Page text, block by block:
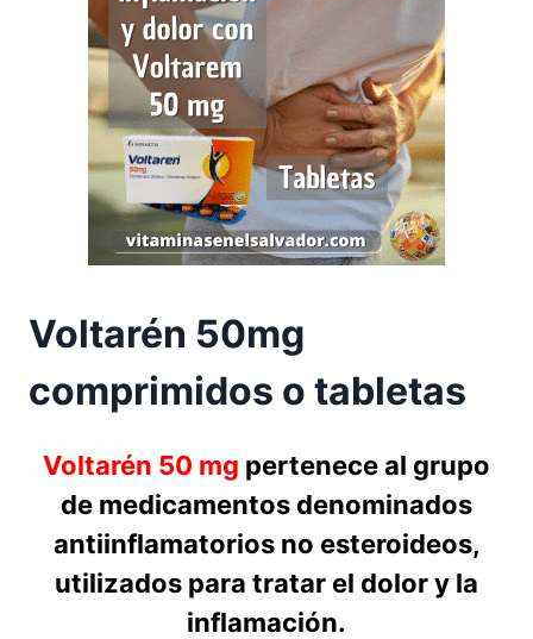
Voltarén 50mg
comprimidos o tabletas
Voltarén 50 mg pertenece al grupo
de medicamentos denominados
antiinflamatorios no esteroideos,
utilizados para tratar el dolor y la
inflamación.